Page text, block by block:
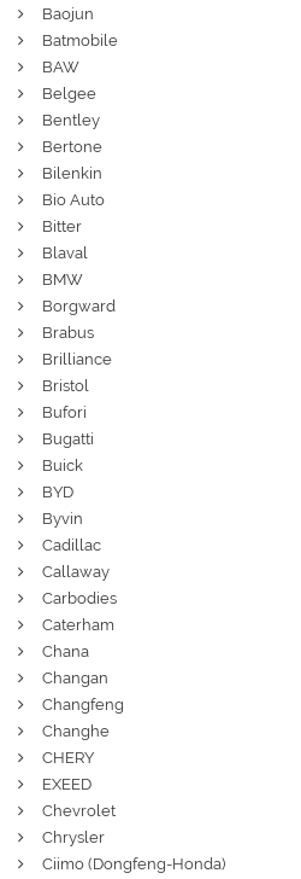
Baojun
Batmobile
BAW
Belgee
Bentley
Bertone
Bilenkin
Bio Auto
Bitter
Blaval
BMW
Borgward
Brabus
Brilliance
Bristol
Bufori
Bugatti
Buick
BYD
Byvin
Cadillac
Callaway
Carbodies
Caterham
Chana
Changan
Changfeng
Changhe
CHERY
EXEED
Chevrolet
Chrysler
Ciimo (Dongfeng-Honda)